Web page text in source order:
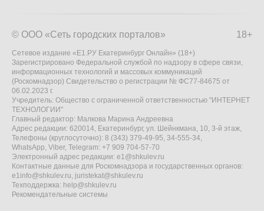
18+
© ООО «Сеть городских порталов»
Сетевое издание «Е1.РУ Екатеринбург Онлайн» (18+)
Зарегистрировано Федеральной службой по надзору в сфере связи,
информационных технологий и массовых коммуникаций
(Роскомнадзор) Свидетельство о регистрации № ФС77-84675 от
06.02.2023 г.
Учредитель: Общество с ограниченной ответственностью "ИНТЕРНЕТ
ТЕХНОЛОГИИ"
Главный редактор: Малкова Марина Андреевна
Адрес редакции: 620014, Екатеринбург, ул. Шейнкмана, 10, 3-й этаж,
Телефоны (круглосуточно): 8 (343) 379-49-95, 34-555-34,
WhatsApp, Viber, Telegram: +7 909 704-57-70
Электронный адрес редакции: e1@shkulev.ru
Контактные данные для Роскомнадзора и государственных органов:
e1info@shkulev.ru, juristekat@shkulev.ru
Техподдержка: help@shkulev.ru
Рекомендательные системы